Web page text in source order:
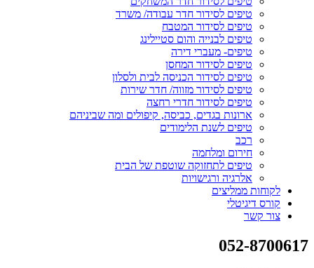
טיפים לסידור חדר עבודה/ משרד
טיפים לסידור המטבח
טיפים לבנייה והום סטיילינג
טיפים- מעברי דירה
טיפים לסידור המחסן
טיפים לסידור הכניסה לבית ולסלון
טיפים לסידור מזווה/ חדר שירות
טיפים לסידור חדרי רחצה
ארונות בגדים, כביסה, קיפולים ומה שביניהם
טיפים לשנת הלימודים
רכב
חירום ומלחמה
טיפים לתחזוקה שוטפת של הבית
אלרגיה ורגישויות
לקוחות ממליצים
קורס דיגיטלי
צור קשר
052-8700617